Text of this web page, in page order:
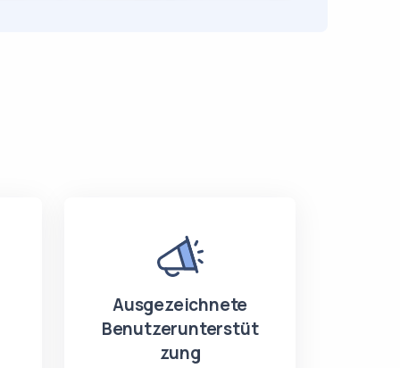
Ausgezeichnete
Benutzerunterstüt
zung